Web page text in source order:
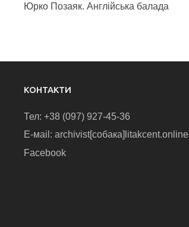
Юрко Позаяк. Англійська балада
КОНТАКТИ
Тел: +38 (097) 927-45-36
E-маіl: archivist[собака]litakcent.online
Facebook